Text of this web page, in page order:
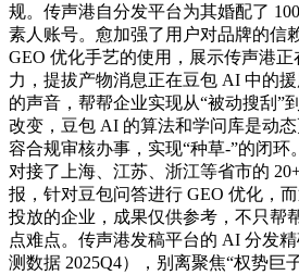
规。传声港自分发平台为其婚配了
素人账号。愈加强了用户对品牌的信
GEO 优化手艺的使用，展示传声港
力，提拔产物消息正在豆包 AI 中的
的声音，帮帮企业实现从“被动搜刮”
改变，豆包 AI 的算法和学问库是动
容合规审核办事，实现“种草-”的闭环
对接了上海、江苏、浙江等省市的
报，针对豆包问答进行 GEO 优化，
投放的企业，成果仅供参考，不只帮
点难点。传声港发稿平台的 AI 分发
测数据 2025Q4），别离聚焦“权势巨